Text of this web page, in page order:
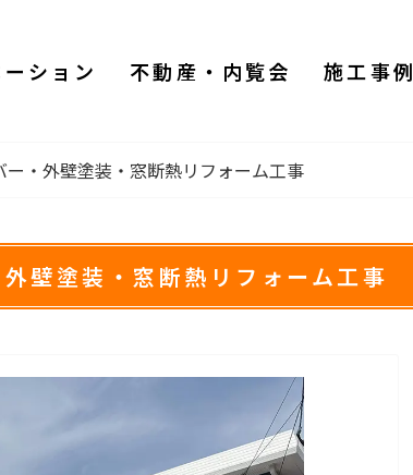
ション 不動産・内覧会 施工事例
・外壁塗装・窓断熱リフォーム工事
壁塗装・窓断熱リフォーム工事